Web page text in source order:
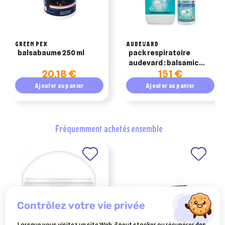
GREEN PEX
balsabaume 250 ml
20,18 €
Ajouter au panier
AUDEVARD
pack respiratoire
audevard : balsamic
control 2kg + balsamic
air 500ml
151 €
Ajouter au panier
fréquemment achetés ensemble
contrôlez votre vie privée